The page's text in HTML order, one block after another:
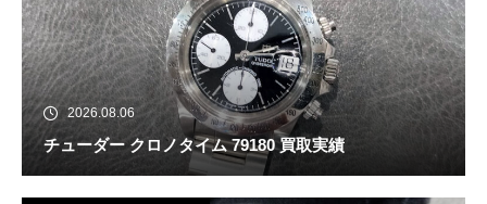
2026.08.06
チューダー クロノタイム 79180 買取実績